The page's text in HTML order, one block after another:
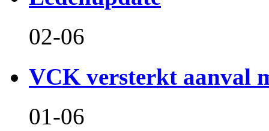
02-06
VCK versterkt aanval
01-06